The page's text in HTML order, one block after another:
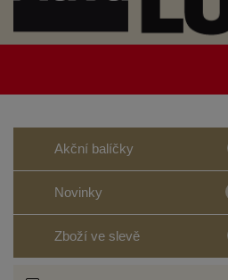
Akční balíčky
Novinky
Zboží ve slevě